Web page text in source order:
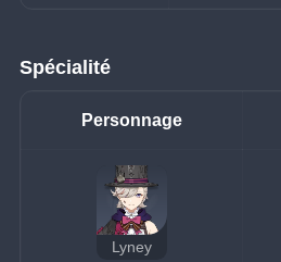
Spécialité
Personnage
Lyney